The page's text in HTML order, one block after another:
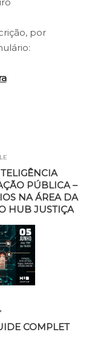
por
PÚBLICA –
NA ÁREA DA
HUB JUSTIÇA
COMPLET